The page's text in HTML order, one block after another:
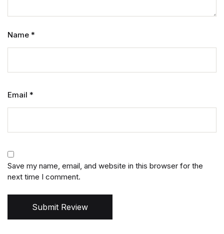
Name *
Email *
Save my name, email, and website in this browser for the
next time I comment.
Submit Review